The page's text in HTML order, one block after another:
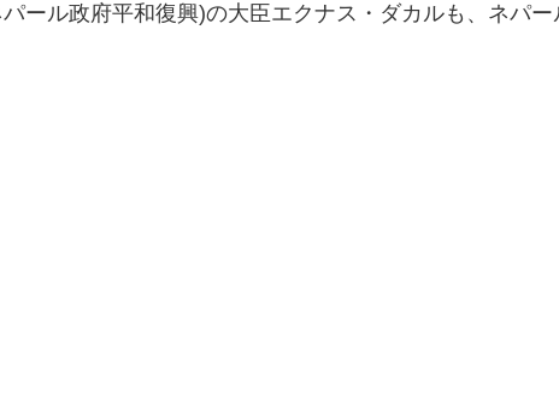
ール政府平和復興)の大臣エクナス・ダカルも、ネパ